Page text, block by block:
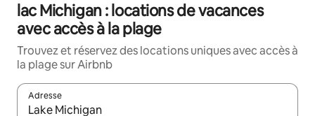
lac Michigan : locations de vacances
avec accès à la plage
Trouvez et réservez des locations uniques avec accès à
la plage sur Airbnb
Adresse
Lorsque les résultats s'affichent, utilisez les flèches vers le